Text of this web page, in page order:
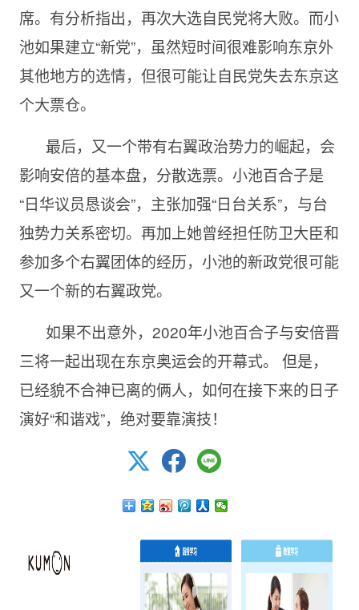
席。有分析指出，再次大选自民党将大败。而小
池如果建立“新党”，虽然短时间很难影响东京外
其他地方的选情，但很可能让自民党失去东京这
个大票仓。
最后，又一个带有右翼政治势力的崛起，会
影响安倍的基本盘，分散选票。小池百合子是
“日华议员恳谈会”，主张加强“日台关系”，与台
独势力关系密切。再加上她曾经担任防卫大臣和
参加多个右翼团体的经历，小池的新政党很可能
又一个新的右翼政党。
如果不出意外，2020年小池百合子与安倍晋
三将一起出现在东京奥运会的开幕式。 但是，
已经貌不合神已离的俩人，如何在接下来的日子
演好“和谐戏”，绝对要靠演技！